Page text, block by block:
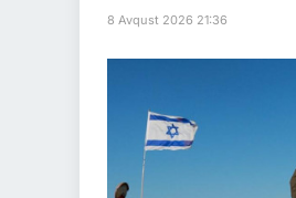
8 Avqust 2026 21:36